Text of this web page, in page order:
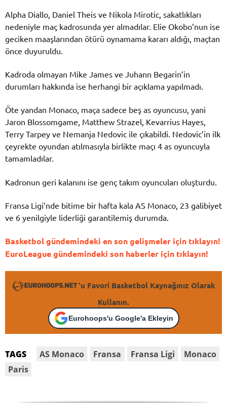
Alpha Diallo, Daniel Theis ve Nikola Mirotic, sakatlıkları
nedeniyle maç kadrosunda yer almadılar. Elie Okobo’nun ise
geciken maaşlarından ötürü oynamama kararı aldığı, maçtan
önce duyuruldu.
Kadroda olmayan Mike James ve Juhann Begarin’in
durumları hakkında ise herhangi bir açıklama yapılmadı.
Öte yandan Monaco, maça sadece beş as oyuncusu, yani
Jaron Blossomgame, Matthew Strazel, Kevarrius Hayes,
Terry Tarpey ve Nemanja Nedovic ile çıkabildi. Nedovic’in ilk
çeyrekte oyundan atılmasıyla birlikte maçı 4 as oyuncuyla
tamamladılar.
Kadronun geri kalanını ise genç takım oyuncuları oluşturdu.
Fransa Ligi’nde bitime bir hafta kala AS Monaco, 23 galibiyet
ve 6 yenilgiyle liderliği garantilemiş durumda.
Basketbol gündemindeki en son gelişmeler için tıklayın!
EuroLeague gündemindeki son haberler için tıklayın!
'u Favori Basketbol Kaynağınız Olarak
Kullanın.
Eurohoops'u Google'a Ekleyin
TAGS AS Monaco Fransa Fransa Ligi
Monaco
Paris